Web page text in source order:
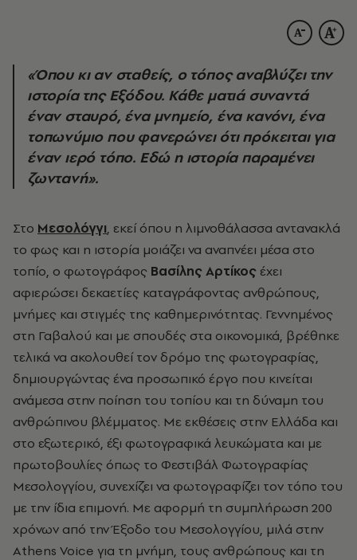
«Όπου κι αν σταθείς, ο τόπος αναβλύζει την
ιστορία της Εξόδου. Κάθε ματιά συναντά
έναν σταυρό, ένα μνημείο, ένα κανόνι, ένα
τοπωνύμιο που φανερώνει ότι πρόκειται για
έναν ιερό τόπο. Εδώ η ιστορία παραμένει
ζωντανή».
Στο Μεσολόγγι, εκεί όπου η λιμνοθάλασσα αντανακλά
το φως και η ιστορία μοιάζει να αναπνέει μέσα στο
τοπίο, ο φωτογράφος Βασίλης Αρτίκος έχει
αφιερώσει δεκαετίες καταγράφοντας ανθρώπους,
μνήμες και στιγμές της καθημερινότητας. Γεννημένος
στη Γαβαλού και με σπουδές στα οικονομικά, βρέθηκε
τελικά να ακολουθεί τον δρόμο της φωτογραφίας,
δημιουργώντας ένα προσωπικό έργο που κινείται
ανάμεσα στην ποίηση του τοπίου και τη δύναμη του
ανθρώπινου βλέμματος. Με εκθέσεις στην Ελλάδα και
στο εξωτερικό, έξι φωτογραφικά λευκώματα και με
πρωτοβουλίες όπως το Φεστιβάλ Φωτογραφίας
Μεσολογγίου, συνεχίζει να φωτογραφίζει τον τόπο του
με την ίδια επιμονή. Με αφορμή τη συμπλήρωση 200
χρόνων από την Έξοδο του Μεσολογγίου, μιλά στην
Athens Voice για τη μνήμη, τους ανθρώπους και τη